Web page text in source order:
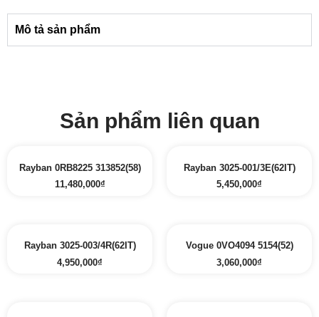
Mô tả sản phẩm
Sản phẩm liên quan
Rayban 0RB8225 313852(58)
11,480,000₫
Rayban 3025-001/3E(62IT)
5,450,000₫
Rayban 3025-003/4R(62IT)
4,950,000₫
Vogue 0VO4094 5154(52)
3,060,000₫